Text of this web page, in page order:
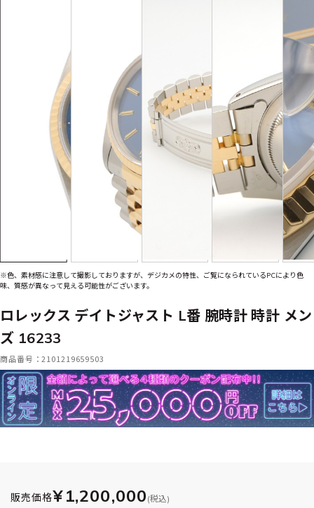
※色、素材感に注意して撮影しておりますが、デジカメの特性、ご覧になられているPCにより色
味、質感が異なって見える可能性がございます。
ロレックス デイトジャスト L番 腕時計 時計 メン
ズ 16233
商品番号：2101219659503
販売価格¥1,200,000 (税込)